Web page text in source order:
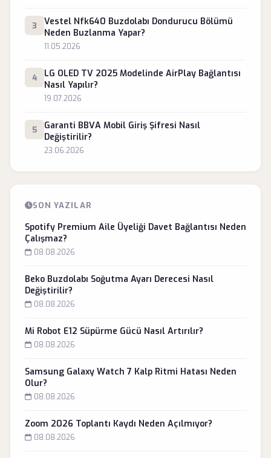
3
Vestel Nfk640 Buzdolabı Dondurucu Bölümü
Neden Buzlanma Yapar?
11.05.2026
4
LG OLED TV 2025 Modelinde AirPlay Bağlantısı
Nasıl Yapılır?
19.07.2026
5
Garanti BBVA Mobil Giriş Şifresi Nasıl
Değiştirilir?
23.06.2026
SON YAZILAR
Spotify Premium Aile Üyeliği Davet Bağlantısı Neden
Çalışmaz?
08.08.2026
Beko Buzdolabı Soğutma Ayarı Derecesi Nasıl
Değiştirilir?
08.08.2026
Mi Robot E12 Süpürme Gücü Nasıl Artırılır?
08.08.2026
Samsung Galaxy Watch 7 Kalp Ritmi Hatası Neden
Olur?
08.08.2026
Zoom 2026 Toplantı Kaydı Neden Açılmıyor?
08.08.2026